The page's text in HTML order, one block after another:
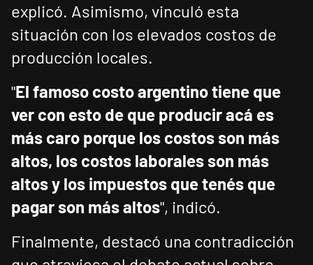
explicó. Asimismo, vinculó esta
situación con los elevados costos de
producción locales.
"El famoso costo argentino tiene que
ver con esto de que producir acá es
más caro porque los costos son más
altos, los costos laborales son más
altos y los impuestos que tenés que
pagar son más altos", indicó.
Finalmente, destacó una contradicción